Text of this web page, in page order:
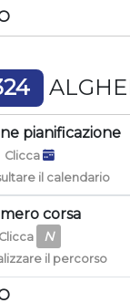
pianificazione
Clicca
il calendario
corsa
Clicca N
il percorso